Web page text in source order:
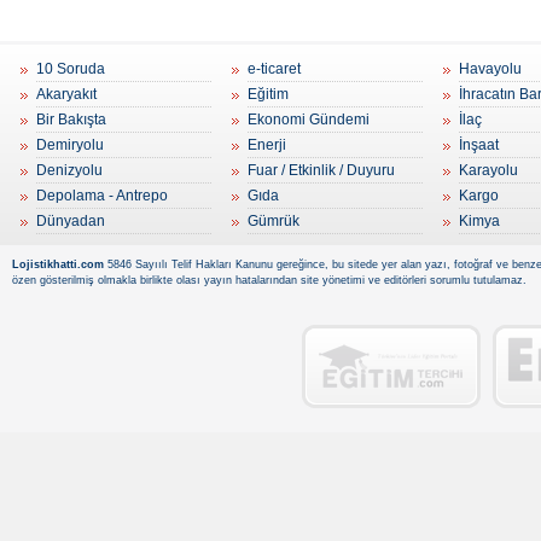
10 Soruda
Akaryakıt
Bir Bakışta
Demiryolu
Denizyolu
Depolama - Antrepo
Dünyadan
e-ticaret
Eğitim
Ekonomi Gündemi
Enerji
Fuar / Etkinlik / Duyuru
Gıda
Gümrük
Havayolu
İhracatın
İlaç
İnşaat
Karayolu
Kargo
Kimya
Lojistikhatti.com 5846 Sayıılı Telif Hakları Kanunu gereğince, bu sitede yer alan yazı, fotoğraf ve
özen gösterilmiş olmakla birlikte olası yayın hatalarından site yönetimi ve editörleri sorumlu tutulamaz.